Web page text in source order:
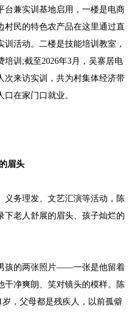
台兼实训基地启用，一楼是电商
村民的特色农产品在这里通过直
活动。二楼是技能培训教室，
训;截至2026年3月，吴寨居电
次来访实训，共为村集体经济带
在家门口就业。
眉头
务理发、文艺汇演等活动，陈
下老人舒展的眉头、孩子灿烂的
的两张照片——一张是他留着
干净爽朗、笑对镜头的模样。陈
，父母都是残疾人，以前孤僻